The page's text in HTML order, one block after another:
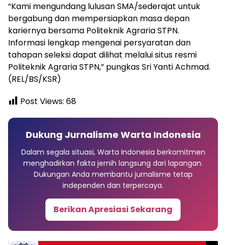
“Kami mengundang lulusan SMA/sederajat untuk
bergabung dan mempersiapkan masa depan
kariernya bersama Politeknik Agraria STPN.
Informasi lengkap mengenai persyaratan dan
tahapan seleksi dapat dilihat melalui situs resmi
Politeknik Agraria STPN,” pungkas Sri Yanti Achmad.
(REL/BS/KSR)
Post Views: 68
Dukung Jurnalisme Warta Indonesia
Dalam segala situasi, Warta Indonesia berkomitmen
menghadirkan fakta jernih langsung dari lapangan.
Dukungan Anda membantu jurnalisme tetap
independen dan terpercaya.
Berikan Apresiasi Sekarang